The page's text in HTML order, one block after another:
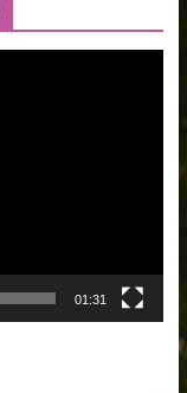
01:31